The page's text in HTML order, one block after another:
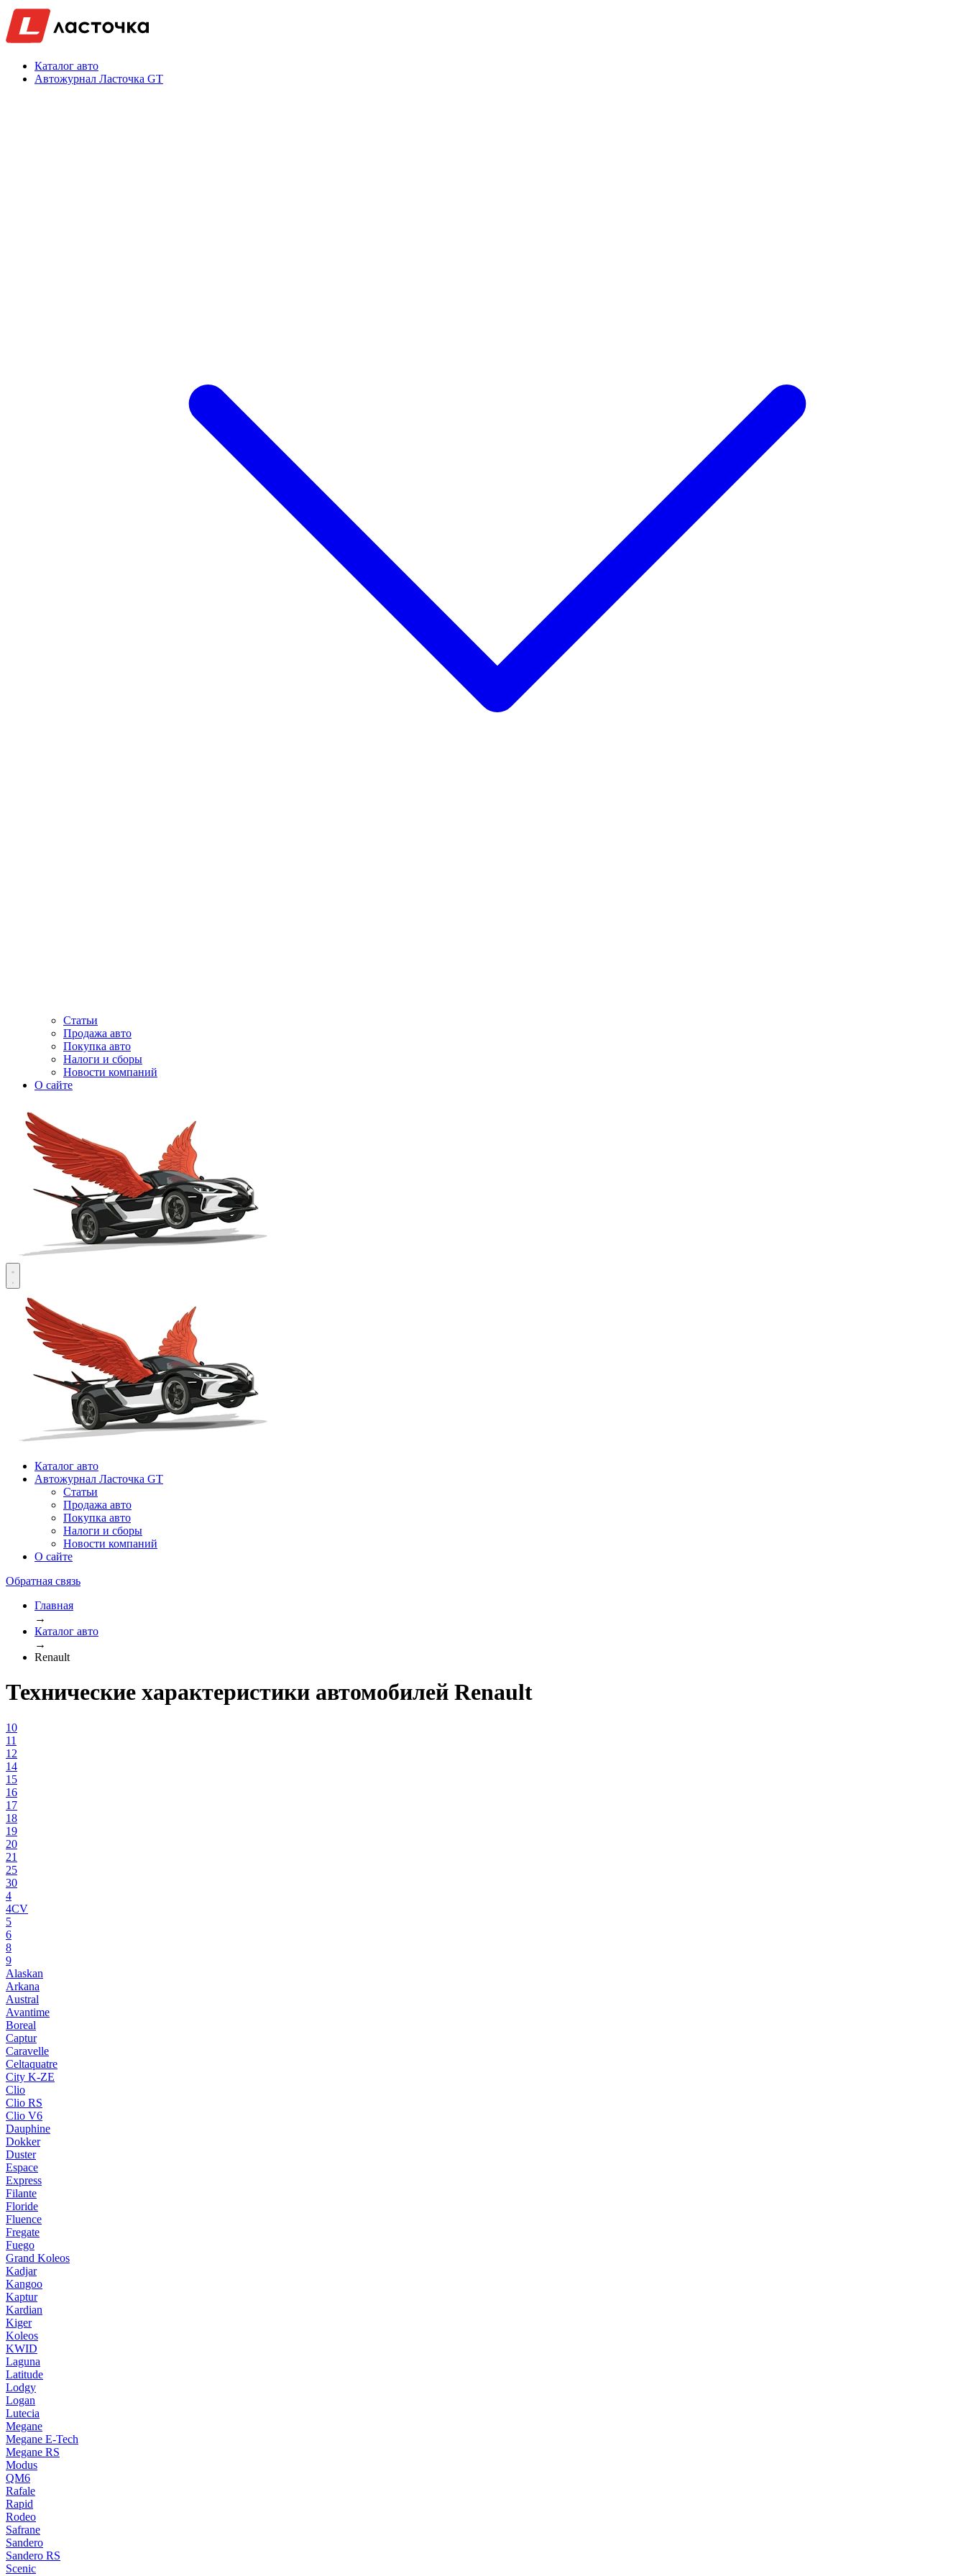
Каталог авто
Автожурнал Ласточка GT
Статьи
Продажа авто
Покупка авто
Налоги и сборы
Новости компаний
О сайте
Каталог авто
Автожурнал Ласточка GT
Статьи
Продажа авто
Покупка авто
Налоги и сборы
Новости компаний
О сайте
Обратная связь
Главная
→
Каталог авто
→
Renault
Технические характеристики автомобилей Renault
10
11
12
14
15
16
17
18
19
20
21
25
30
4
4CV
5
6
8
9
Alaskan
Arkana
Austral
Avantime
Boreal
Captur
Caravelle
Celtaquatre
City K-ZE
Clio
Clio RS
Clio V6
Dauphine
Dokker
Duster
Espace
Express
Filante
Floride
Fluence
Fregate
Fuego
Grand Koleos
Kadjar
Kangoo
Kaptur
Kardian
Kiger
Koleos
KWID
Laguna
Latitude
Lodgy
Logan
Lutecia
Megane
Megane E-Tech
Megane RS
Modus
QM6
Rafale
Rapid
Rodeo
Safrane
Sandero
Sandero RS
Scenic